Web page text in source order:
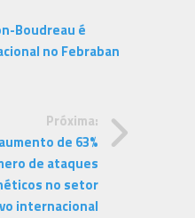
Boudreau é
no Febraban
Próxima:
de 63%
de ataques
no setor
internacional